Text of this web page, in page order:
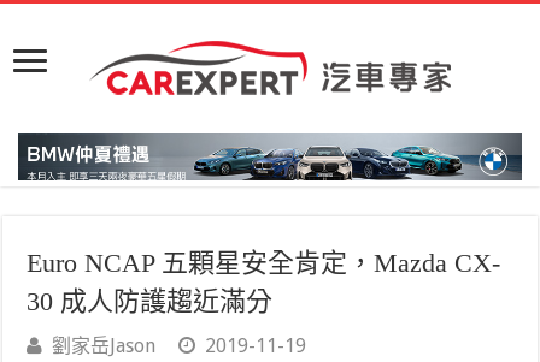
Euro NCAP 五顆星安全肯定，Mazda CX-
30 成人防護趨近滿分
劉家岳Jason
2019-11-19